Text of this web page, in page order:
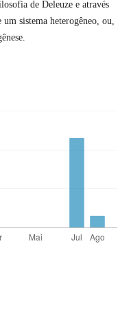
de Deleuze e através
sistema heterogêneo, ou,